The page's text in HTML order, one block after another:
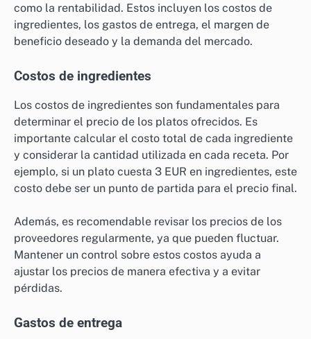
como la rentabilidad. Estos incluyen los costos de
ingredientes, los gastos de entrega, el margen de
beneficio deseado y la demanda del mercado.
Costos de ingredientes
Los costos de ingredientes son fundamentales para
determinar el precio de los platos ofrecidos. Es
importante calcular el costo total de cada ingrediente
y considerar la cantidad utilizada en cada receta. Por
ejemplo, si un plato cuesta 3 EUR en ingredientes, este
costo debe ser un punto de partida para el precio final.
Además, es recomendable revisar los precios de los
proveedores regularmente, ya que pueden fluctuar.
Mantener un control sobre estos costos ayuda a
ajustar los precios de manera efectiva y a evitar
pérdidas.
Gastos de entrega